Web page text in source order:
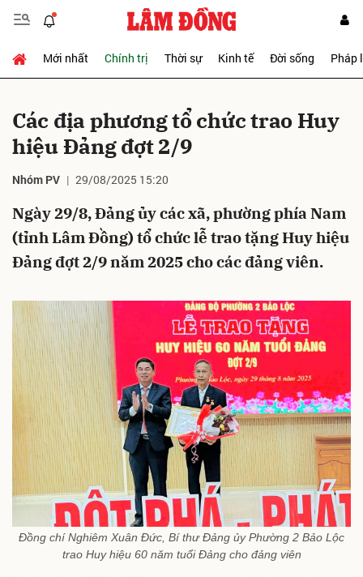
Mới nhất Chính trị Thời sự Kinh tế Đời sống Pháp
Các địa phương tổ chức trao Huy
hiệu Đảng đợt 2/9
Nhóm PV 29/08/2025 15:20
Ngày 29/8, Đảng ủy các xã, phường phía Nam
(tỉnh Lâm Đồng) tổ chức lễ trao tặng Huy hiệu
Đảng đợt 2/9 năm 2025 cho các đảng viên.
Đồng chí Nghiêm Xuân Đức, Bí thư Đảng ủy Phường 2 Bảo Lộc
trao Huy hiệu 60 năm tuổi Đảng cho đảng viên
Gửi bình luận
Hủy Gửi